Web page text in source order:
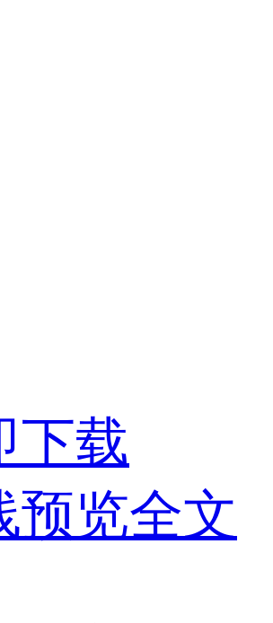
下载
预览全文